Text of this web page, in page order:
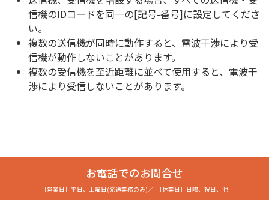
信機のIDコードを同一の[記号-番号]に設定してくださ
い。
複数の送信機が同時に動作すると、電波干渉により受
信機が動作しないことがあります。
複数の受信機を至近距離に並べて使用すると、電波干
渉により受信しないことがあります。
お電話でのお問合せ
［営業日］ 平日、土曜日(発送業務のみ)／ ［休業日］ 日曜、祝日、他